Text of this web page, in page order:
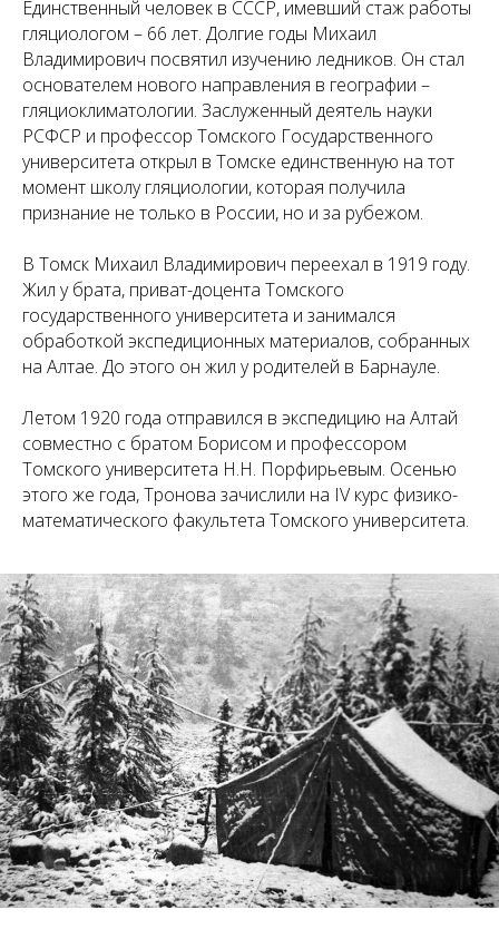
Единственный человек в СССР, имевший стаж работы
гляциологом – 66 лет. Долгие годы Михаил
Владимирович посвятил изучению ледников. Он стал
основателем нового направления в географии –
гляциоклиматологии. Заслуженный деятель науки
РСФСР и профессор Томского Государственного
университета открыл в Томске единственную на тот
момент школу гляциологии, которая получила
признание не только в России, но и за рубежом.
В Томск Михаил Владимирович переехал в 1919 году.
Жил у брата, приват-доцента Томского
государственного университета и занимался
обработкой экспедиционных материалов, собранных
на Алтае. До этого он жил у родителей в Барнауле.
Летом 1920 года отправился в экспедицию на Алтай
совместно с братом Борисом и профессором
Томского университета Н.Н. Порфирьевым. Осенью
этого же года, Тронова зачислили на IV курс физико-
математического факультета Томского университета.